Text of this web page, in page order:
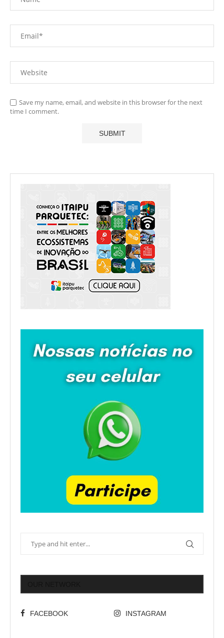
Save my name, email, and website in this browser for the next
time I comment.
FACEBOOK INSTAGRAM